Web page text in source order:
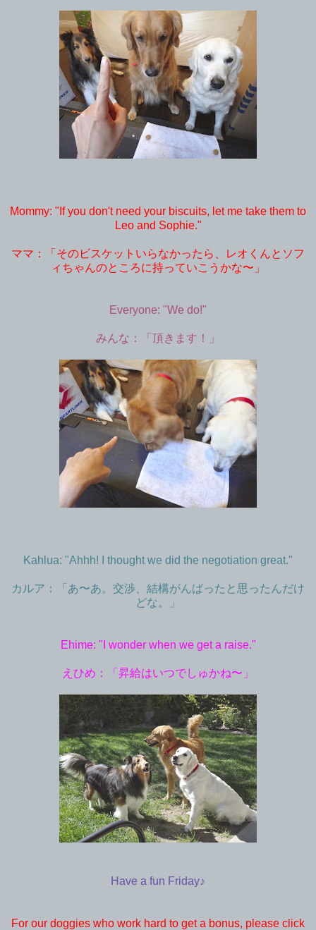
Mommy: "If you don't need your biscuits, let me take them to
Leo and Sophie."
ママ：「そのビスケットいらなかったら、レオくんとソフ
ィちゃんのところに持っていこうかな〜」
Everyone: "We do!"
みんな：「頂きます！」
Kahlua: "Ahhh! I thought we did the negotiation great."
カルア：「あ〜あ。交渉、結構がんばったと思ったんだけ
どな。」
Ehime: "I wonder when we get a raise."
えひめ：「昇給はいつでしゅかね〜」
Have a fun Friday♪
For our doggies who work hard to get a bonus, please click